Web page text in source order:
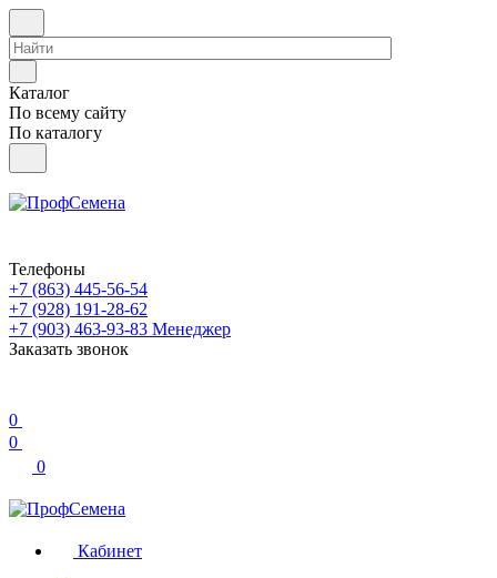
Каталог
По всему сайту
По каталогу
Телефоны
+7 (863) 445-56-54
+7 (928) 191-28-62
+7 (903) 463-93-83 Менеджер
Заказать звонок
0
0
0
Кабинет